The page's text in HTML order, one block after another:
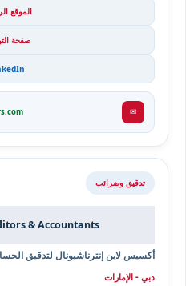
الموقع
صفحة
✉
تدقيق وضرائب
& Accountants
أكسيس لاين إنترناشيونال لتدقيق
دبي - الإمارات